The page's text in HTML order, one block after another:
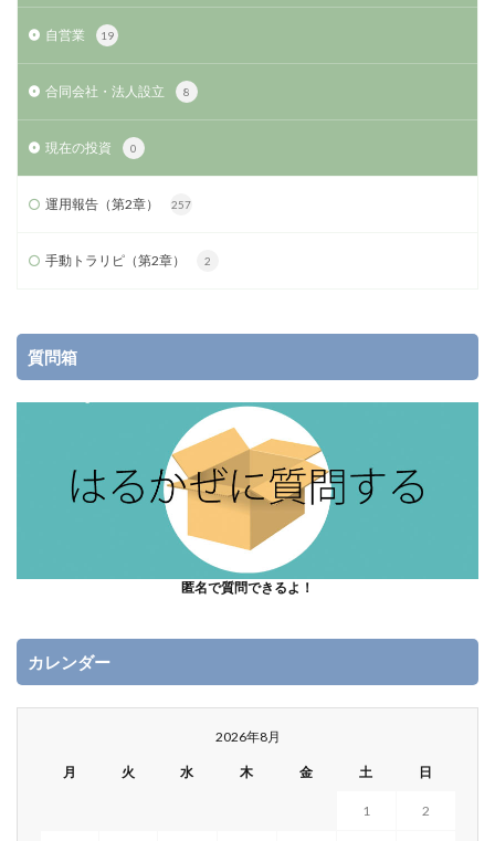
自営業 19
合同会社・法人設立 8
現在の投資 0
運用報告（第2章） 257
手動トラリピ（第2章） 2
質問箱
匿名で質問できるよ！
カレンダー
2026年8月
月 火 水 木 金 土 日
1 2